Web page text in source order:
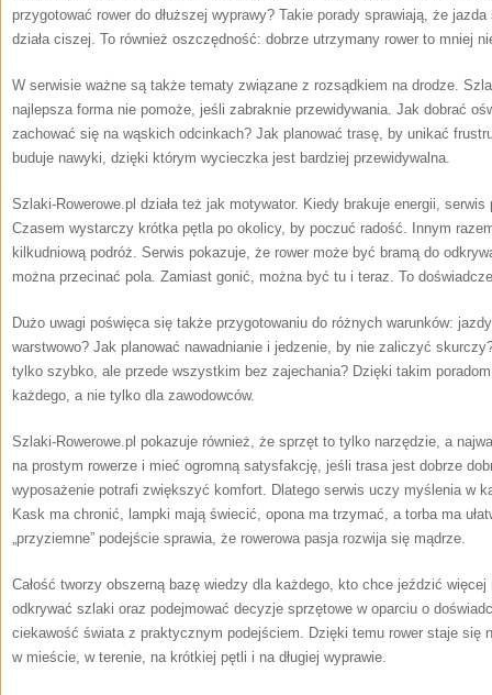
przygotować rower do dłuższej wyprawy? Takie porady sprawiają, że
działa ciszej. To również oszczędność: dobrze utrzymany rower to mniej
W serwisie ważne są także tematy związane z rozsądkiem na drodze.
najlepsza forma nie pomoże, jeśli zabraknie przewidywania. Jak dobrać
zachować się na wąskich odcinkach? Jak planować trasę, by unikać
buduje nawyki, dzięki którym wycieczka jest bardziej przewidywalna.
Szlaki-Rowerowe.pl działa też jak motywator. Kiedy brakuje energii,
Czasem wystarczy krótka pętla po okolicy, by poczuć radość. Innym
kilkudniową podróż. Serwis pokazuje, że rower może być bramą do
można przecinać pola. Zamiast gonić, można być tu i teraz. To
Dużo uwagi poświęca się także przygotowaniu do różnych warunków:
warstwowo? Jak planować nawadnianie i jedzenie, by nie zaliczyć
tylko szybko, ale przede wszystkim bez zajechania? Dzięki takim
każdego, a nie tylko dla zawodowców.
Szlaki-Rowerowe.pl pokazuje również, że sprzęt to tylko narzędzie, a
na prostym rowerze i mieć ogromną satysfakcję, jeśli trasa jest dobrze
wyposażenie potrafi zwiększyć komfort. Dlatego serwis uczy myślenia w
Kask ma chronić, lampki mają świecić, opona ma trzymać, a torba ma
„przyziemne” podejście sprawia, że rowerowa pasja rozwija się mądrze.
Całość tworzy obszerną bazę wiedzy dla każdego, kto chce jeździć
odkrywać szlaki oraz podejmować decyzje sprzętowe w oparciu o
ciekawość świata z praktycznym podejściem. Dzięki temu rower staje się
w mieście, w terenie, na krótkiej pętli i na długiej wyprawie.